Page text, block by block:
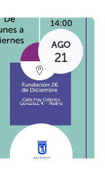
AGO
21